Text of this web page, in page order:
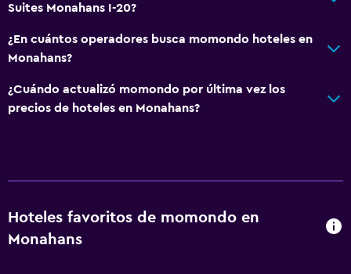
Teléfono
Alfombrado
Servicios y facilidades
Centro de negocios
Acceso con tarjeta
Suites Monahans I-20?
¿En cuántos operadores busca momondo hoteles en
Monahans?
¿Cuándo actualizó momondo por última vez los
precios de hoteles en Monahans?
Hoteles favoritos de momondo en
Monahans